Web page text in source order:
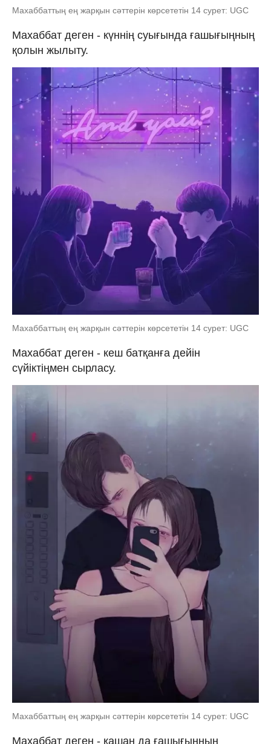
Махаббаттың ең жарқын сәттерін көрсететін 14 сурет: UGC
Махаббат деген - күннің суығында ғашығыңның
қолын жылыту.
Махаббаттың ең жарқын сәттерін көрсететін 14 сурет: UGC
Махаббат деген - кеш батқанға дейін
сүйіктіңмен сырласу.
Махаббаттың ең жарқын сәттерін көрсететін 14 сурет: UGC
Махаббат деген - қашан да ғашығыңның